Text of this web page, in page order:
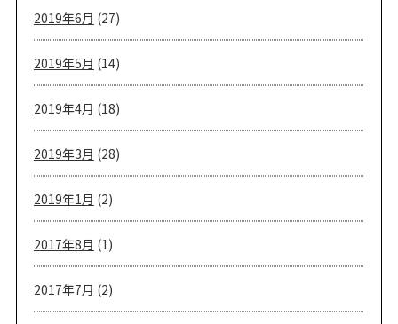
2019年6月 (27)
2019年5月 (14)
2019年4月 (18)
2019年3月 (28)
2019年1月 (2)
2017年8月 (1)
2017年7月 (2)